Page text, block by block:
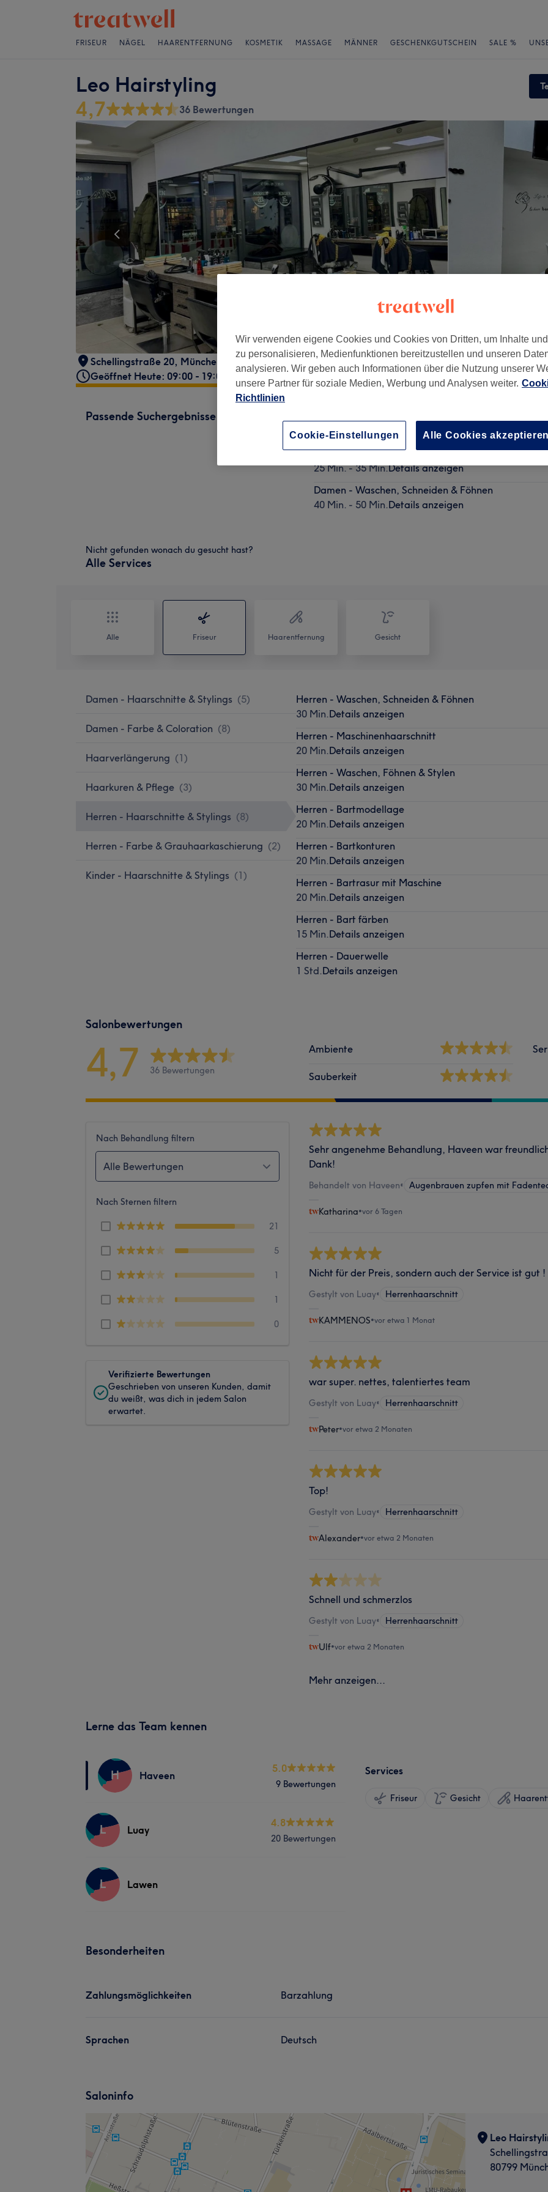
FRISEUR NÄGEL HAARENTFERNUNG KOSMETIK MASSAGE MÄNNER GESCHENKGUTSCHEIN SALE %
Leo Hairstyling
4,7 36 Bewertungen
Schellingstraße 20, München
80799
Geöffnet Heute: 09:00 - 19:00
Passende Suchergebnisse
30 Min.Details anzeigen
Damen - Waschen, Schneiden
25 Min. - 35 Min.Details anzeigen
Damen - Waschen, Schneiden & Föhnen
40 Min. - 50 Min.Details anzeigen
Nicht gefunden wonach du gesucht hast?
Alle Services
Alle Friseur Haarentfernung Gesicht
Damen - Haarschnitte & Stylings (5)
Damen - Farbe & Coloration (8)
Haarverlängerung (1)
Haarkuren & Pflege (3)
Herren - Haarschnitte & Stylings (8)
Herren - Farbe & Grauhaarkaschierung (2)
Kinder - Haarschnitte & Stylings (1)
Herren - Waschen, Schneiden & Föhnen
30 Min.Details anzeigen
Herren - Maschinenhaarschnitt
20 Min.Details anzeigen
Herren - Waschen, Föhnen & Stylen
30 Min.Details anzeigen
Herren - Bartmodellage
20 Min.Details anzeigen
Herren - Bartkonturen
20 Min.Details anzeigen
Herren - Bartrasur mit Maschine
20 Min.Details anzeigen
Herren - Bart färben
15 Min.Details anzeigen
Herren - Dauerwelle
1 Std.Details anzeigen
Salonbewertungen
4,7 36 Bewertungen
Ambiente
Sauberkeit
Nach Behandlung filtern
Alle Bewertungen
Nach Sternen filtern
21
5
1
1
0
Verifizierte Bewertungen
Geschrieben von unseren Kunden, damit
du weißt, was dich in jedem Salon
erwartet.
Sehr angenehme Behandlung, Haveen war
Dank!
Behandelt von Haveen• Augenbrauen zupfen mit
Katharina•vor 6 Tagen
Nicht für der Preis, sondern auch der Service ist gut !
Gestylt von Luay• Herrenhaarschnitt
KAMMENOS•vor etwa 1 Monat
war super. nettes, talentiertes team
Gestylt von Luay• Herrenhaarschnitt
Peter•vor etwa 2 Monaten
Top!
Gestylt von Luay• Herrenhaarschnitt
Alexander•vor etwa 2 Monaten
Schnell und schmerzlos
Gestylt von Luay• Herrenhaarschnitt
Ulf•vor etwa 2 Monaten
Mehr anzeigen...
Lerne das Team kennen
H Haveen
5.0
9 Bewertungen
L Luay
4.8
20 Bewertungen
L Lawen
Services
Friseur Gesicht
Besonderheiten
Zahlungsmöglichkeiten Barzahlung
Sprachen Deutsch
Saloninfo
Leo
80799
Wir verwenden eigene Cookies und Cookies von Dritten, um Inhalte
zu personalisieren, Medienfunktionen bereitzustellen und unseren
analysieren. Wir geben auch Informationen über die Nutzung unserer
unsere Partner für soziale Medien, Werbung und Analysen weiter.
Richtlinien
Cookie-Einstellungen Alle Cookies akzeptieren